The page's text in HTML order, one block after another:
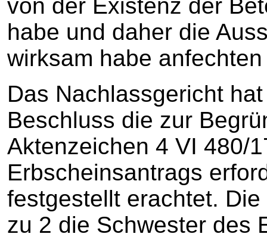
von der Existenz der
habe und daher die
wirksam habe
Das Nachlassgericht
Beschluss die zur
Aktenzeichen 4 VI 480/
Erbscheinsantrags
festgestellt erachtet.
zu 2 die Schwester des